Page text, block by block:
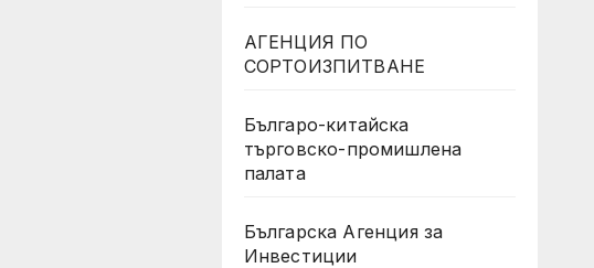
АГЕНЦИЯ ПО
СОРТОИЗПИТВАНЕ
Българо-китайска
търговско-промишлена
палата
Българска Агенция за
Инвестиции